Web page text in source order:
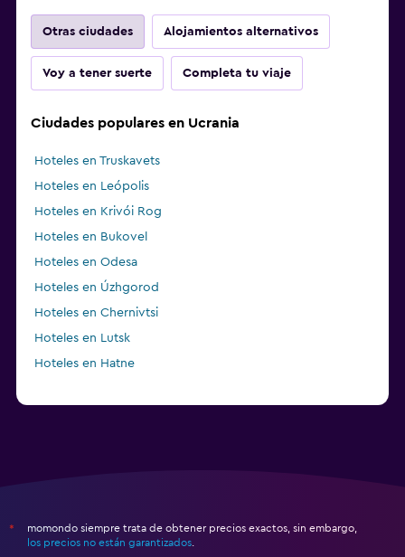
Otras ciudades Alojamientos alternativos
Voy a tener suerte Completa tu viaje
Ciudades populares en Ucrania
Hoteles en Truskavets
Hoteles en Leópolis
Hoteles en Krivói Rog
Hoteles en Bukovel
Hoteles en Odesa
Hoteles en Úzhgorod
Hoteles en Chernivtsi
Hoteles en Lutsk
Hoteles en Hatne
*
momondo siempre trata de obtener precios exactos, sin embargo,
los precios no están garantizados